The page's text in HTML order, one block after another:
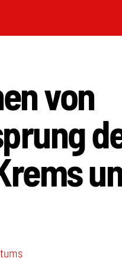
von